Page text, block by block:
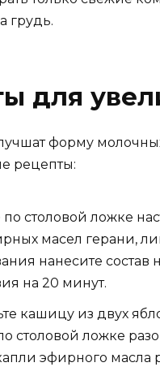
грудь.
для
форму
рецепты:
столовой ложке
масел герани,
нанесите состав
на 20 минут.
кашицу из двух
столовой ложке
эфирного масла